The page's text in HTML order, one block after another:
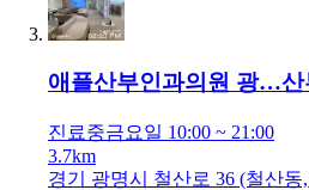
애플산부인과의원 광…산
진료중금요일 10:00 ~ 21:00
3.7km
경기 광명시 철산로 36 (철산동